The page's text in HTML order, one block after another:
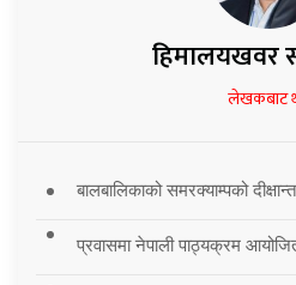
हिमालयखवर
लेखकबाट
बालबालिकाको समरक्याम्पको दीक्षान्त
प्रवासमा नेपाली पाठ्यक्रम